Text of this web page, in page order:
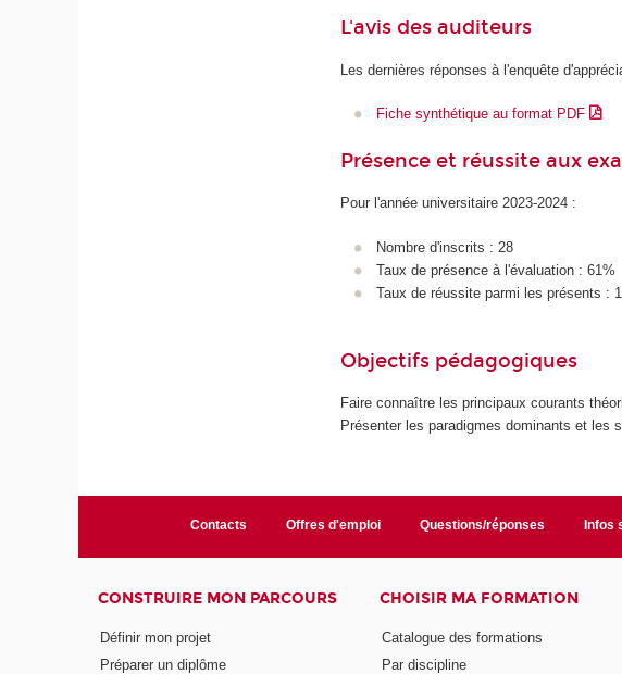
L'avis des auditeurs
Les dernières réponses à l'enquête
Fiche synthétique au format PDF
Présence et réussite aux
Pour l'année universitaire 2023-2024 :
Nombre d'inscrits : 28
Taux de présence à l'évaluation : 61%
Taux de réussite parmi les présents :
Objectifs pédagogiques
Faire connaître les principaux courants
Présenter les paradigmes dominants et les
Contacts Offres d'emploi Questions/réponses Infos
CONSTRUIRE MON PARCOURS
Définir mon projet
Préparer un diplôme
CHOISIR MA FORMATION
Catalogue des formations
Par discipline